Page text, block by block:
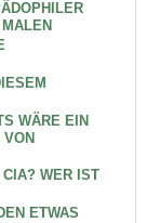
WÄRE EIN
VON
WER IST
ETWAS